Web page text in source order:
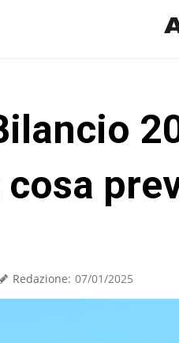
Redazione: 07/01/2025